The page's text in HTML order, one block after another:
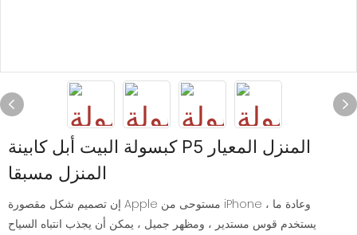
كبسولة البيت أبل كابينة P5 المنزل المعيار
المنزل مسبقا
إن تصميم شكل مقصورة Apple مستوحى من iPhone ، وعادة ما
يستخدم قوس مستدير ، ومظهر جميل ، يمكن أن يجذب انتباه السياح